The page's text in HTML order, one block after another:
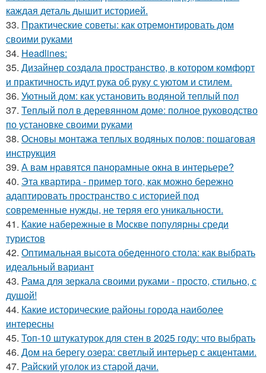
каждая деталь дышит историей.
33. Практические советы: как отремонтировать дом
своими руками
34. Headlines:
35. Дизайнер создала пространство, в котором комфорт
и практичность идут рука об руку с уютом и стилем.
36. Уютный дом: как установить водяной теплый пол
37. Теплый пол в деревянном доме: полное руководство
по установке своими руками
38. Основы монтажа теплых водяных полов: пошаговая
инструкция
39. А вам нравятся панорамные окна в интерьере?
40. Эта квартира - пример того, как можно бережно
адаптировать пространство с историей под
современные нужды, не теряя его уникальности.
41. Какие набережные в Москве популярны среди
туристов
42. Оптимальная высота обеденного стола: как выбрать
идеальный вариант
43. Рама для зеркала своими руками - просто, стильно, с
душой!
44. Какие исторические районы города наиболее
интересны
45. Топ-10 штукатурок для стен в 2025 году: что выбрать
46. Дом на берегу озера: светлый интерьер с акцентами.
47. Райский уголок из старой дачи.